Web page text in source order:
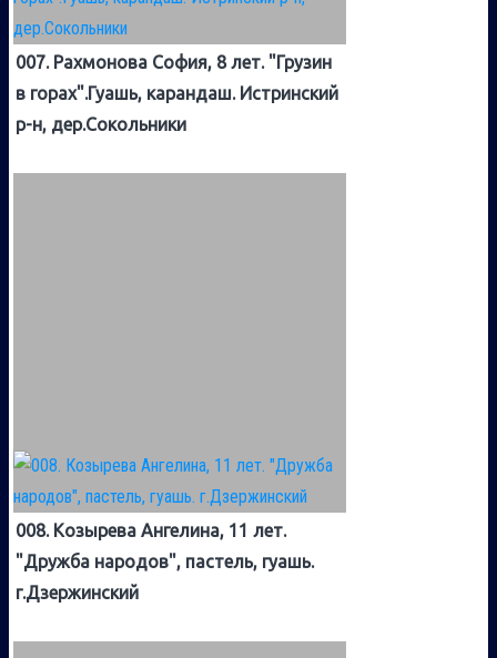
007. Рахмонова София, 8 лет. "Грузин
в горах".Гуашь, карандаш. Истринский
р-н, дер.Сокольники
008. Козырева Ангелина, 11 лет.
"Дружба народов", пастель, гуашь.
г.Дзержинский